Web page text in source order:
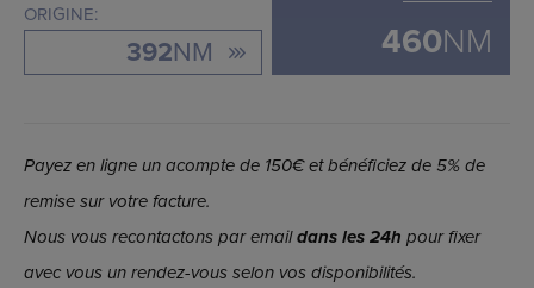
ORIGINE:
392NM
460NM
Payez en ligne un acompte de 150€ et bénéficiez de 5% de
remise sur votre facture.
Nous vous recontactons par emaildans les 24h pour fixer
avec vous un rendez-vous selon vos disponibilités.